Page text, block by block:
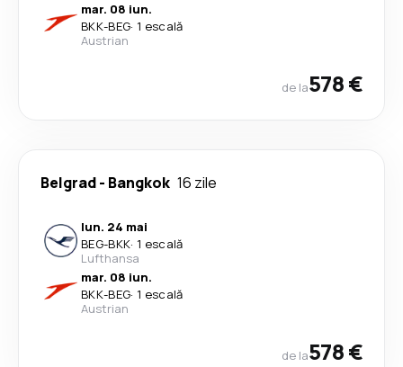
mar. 08 iun.
BKK-BEG· 1 escală
Austrian
de la578 €
Belgrad- Bangkok 16 zile
lun. 24 mai
BEG-BKK· 1 escală
Lufthansa
mar. 08 iun.
BKK-BEG· 1 escală
Austrian
de la578 €